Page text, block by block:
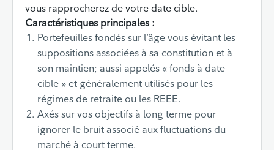
vous rapprocherez de votre date cible.
Caractéristiques principales :
Portefeuilles fondés sur l’âge vous évitant les
suppositions associées à sa constitution et à
son maintien; aussi appelés « fonds à date
cible » et généralement utilisés pour les
régimes de retraite ou les REEE.
Axés sur vos objectifs à long terme pour
ignorer le bruit associé aux fluctuations du
marché à court terme.